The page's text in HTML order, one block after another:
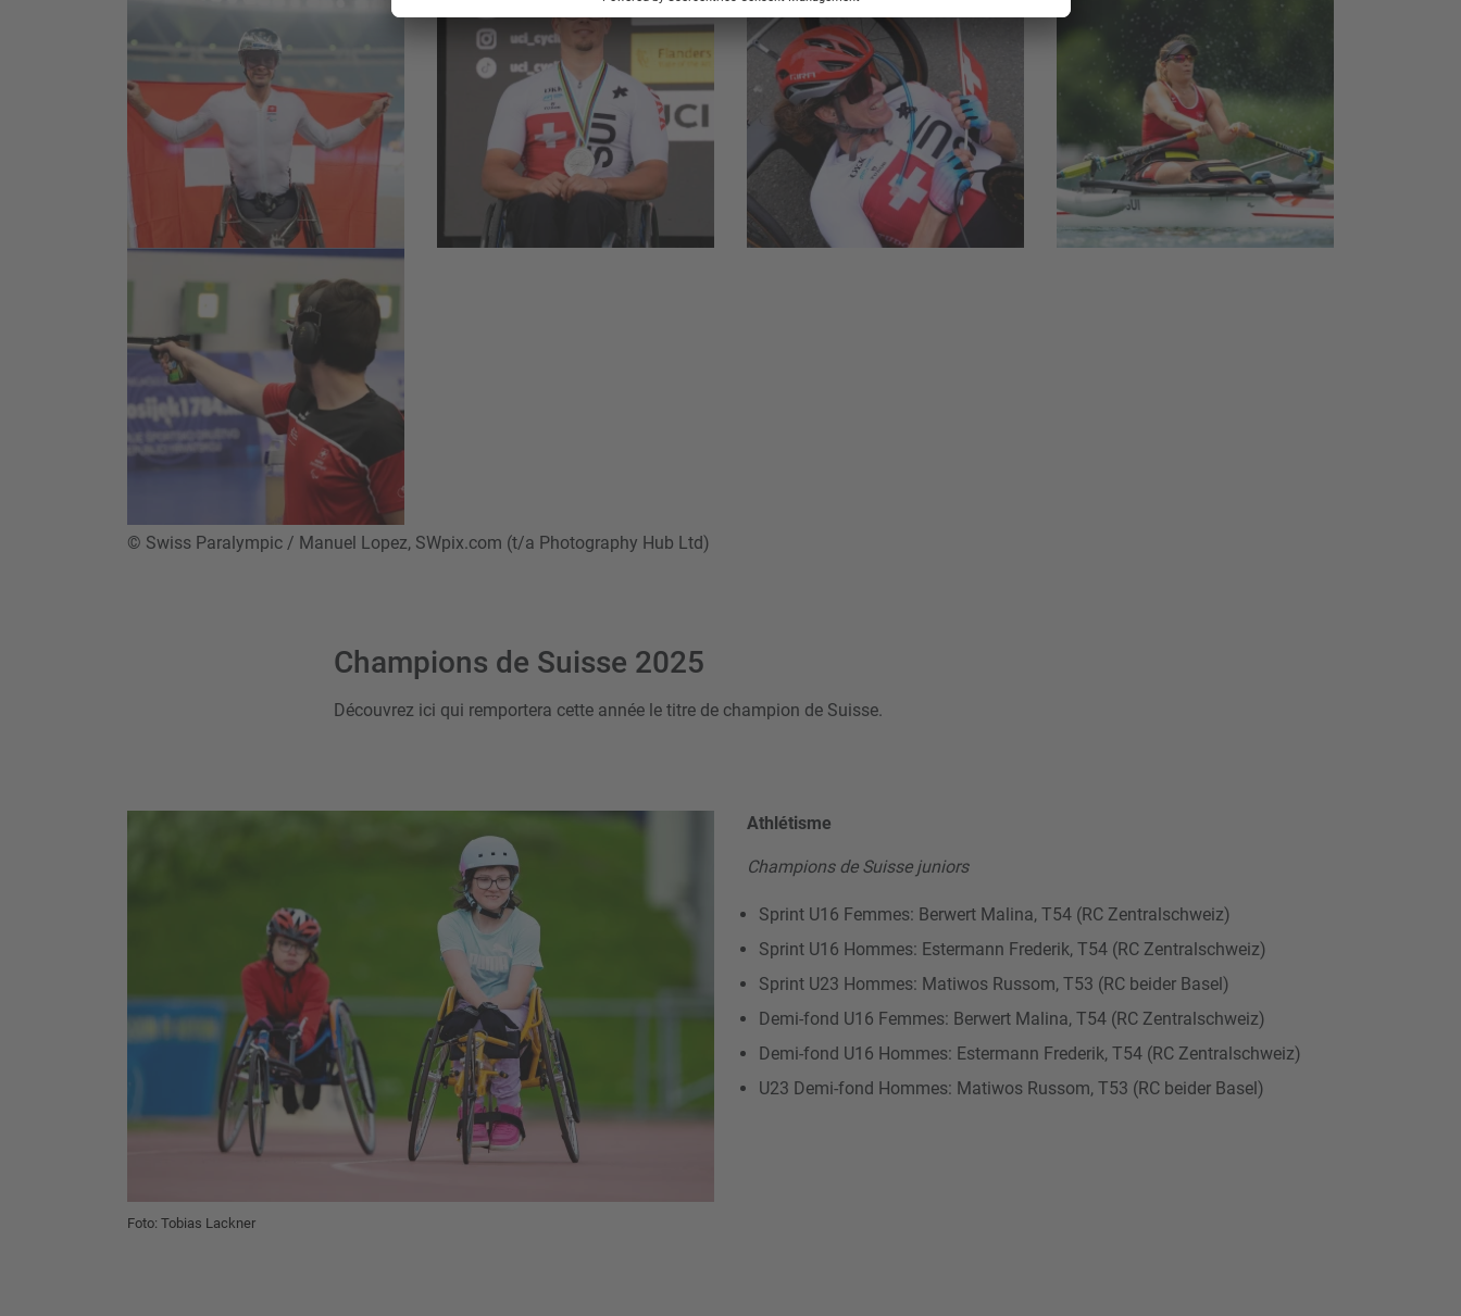
© Swiss Paralympic / Manuel Lopez, SWpix.com (t/a Photography Hub Ltd)
Champions de Suisse 2025
Découvrez ici qui remportera cette année le titre de champion de Suisse.
Foto: Tobias Lackner
Athlétisme
Champions de Suisse juniors
Sprint U16 Femmes: Berwert Malina, T54 (RC Zentralschweiz)
Sprint U16 Hommes: Estermann Frederik, T54 (RC Zentralschweiz)
Sprint U23 Hommes: Matiwos Russom, T53 (RC beider Basel)
Demi-fond U16 Femmes: Berwert Malina, T54 (RC Zentralschweiz)
Demi-fond U16 Hommes: Estermann Frederik, T54 (RC Zentralschweiz)
U23 Demi-fond Hommes: Matiwos Russom, T53 (RC beider Basel)